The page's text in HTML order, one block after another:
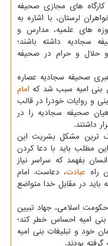
های مجازی صحیفه
لرستان، با اشاره به
های علمیه، مدارس و
سجادیه داشته باشند؛
و حلال و حرام در صحیفه
صحیفه سجادیه عصاره
بنی امیه سبب شد که امام
و روایات خودرا در قالب
صحیفه سجادیه را در
داشتند.
ترین مشکل بشریت این
مطلب باید با دعا کردن
بفهمد که سراسر نیاز
راه عبادت، دعاست. امام
در مقابل خدا متواضع
اسلامی، جهاد تبیین
امیه احساس خطر کند؛
خود و تبلیغات بنی امیه
بودند.